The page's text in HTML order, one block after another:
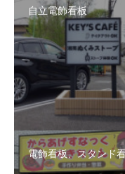
自立電飾看板
電飾看板、スタンド